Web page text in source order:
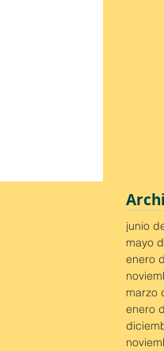
junio
mayo
enero
marzo
enero